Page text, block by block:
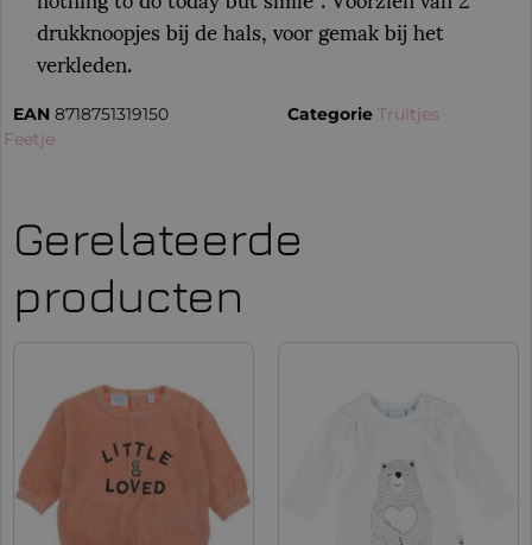
drukknoopjes bij de hals, voor gemak bij het
verkleden.
EAN 8718751319150 Categorie Truitjes
Feetje
Gerelateerde
producten